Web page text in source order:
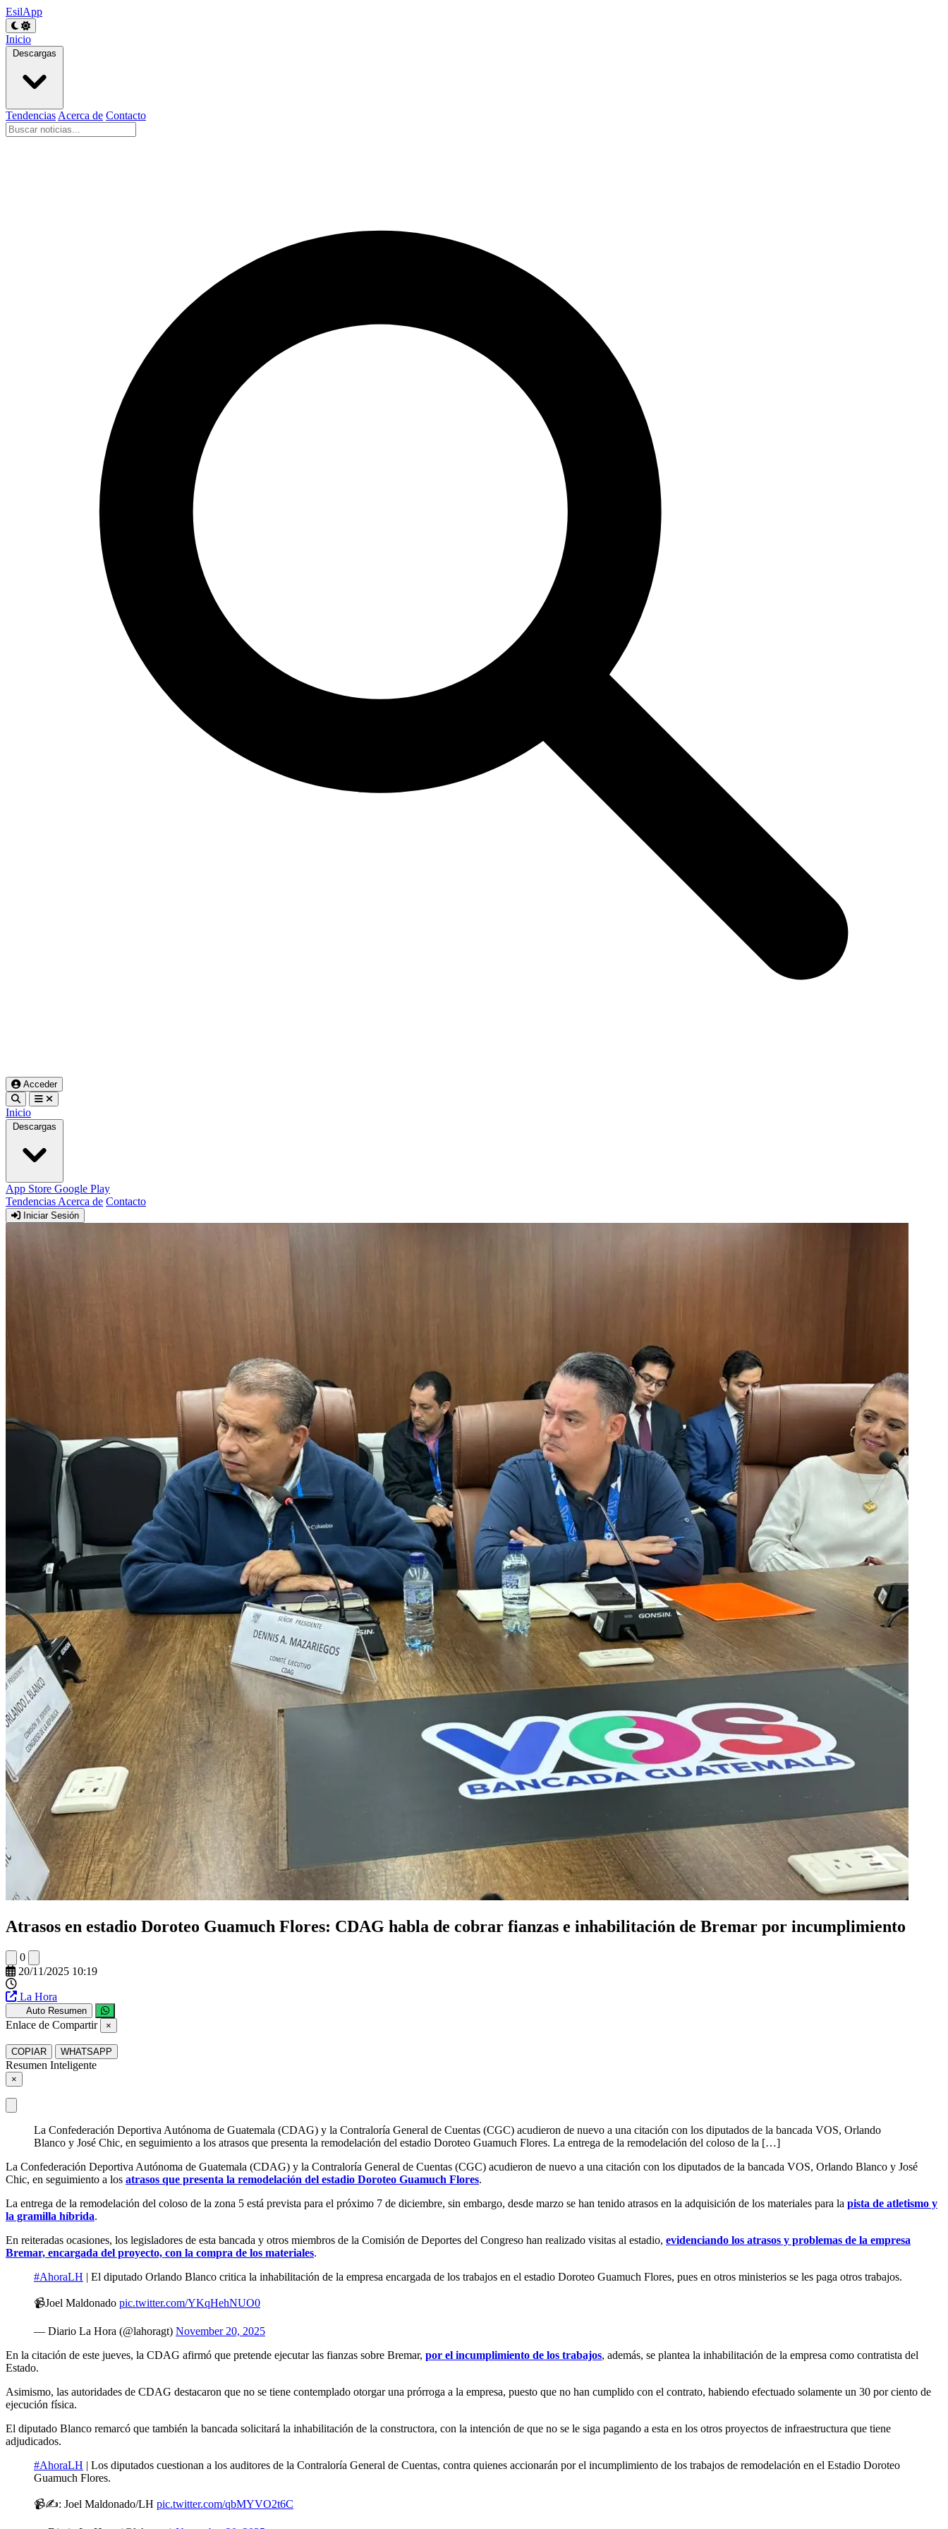
EsilApp
Inicio
Descargas
Tendencias Acerca de Contacto
Acceder
Inicio
Descargas
App Store Google Play
Tendencias Acerca de Contacto
Iniciar Sesión
Atrasos en estadio Doroteo Guamuch Flores: CDAG habla de cobrar fianzas e inhabilitación de Bremar por incumplimiento
0
20/11/2025 10:19
La Hora
Auto Resumen
Enlace de Compartir ×
COPIAR WHATSAPP
Resumen Inteligente
×
La Confederación Deportiva Autónoma de Guatemala (CDAG) y la Contraloría General de Cuentas (CGC) acudieron de nuevo a una citación con los diputados de la bancada VOS, Orlando
Blanco y José Chic, en seguimiento a los atrasos que presenta la remodelación del estadio Doroteo Guamuch Flores. La entrega de la remodelación del coloso de la […]
La Confederación Deportiva Autónoma de Guatemala (CDAG) y la Contraloría General de Cuentas (CGC) acudieron de nuevo a una citación con los diputados de la bancada VOS, Orlando Blanco y José
Chic, en seguimiento a los atrasos que presenta la remodelación del estadio Doroteo Guamuch Flores.
La entrega de la remodelación del coloso de la zona 5 está prevista para el próximo 7 de diciembre, sin embargo, desde marzo se han tenido atrasos en la adquisición de los materiales para la pista de atletismo y
la gramilla híbrida.
En reiteradas ocasiones, los legisladores de esta bancada y otros miembros de la Comisión de Deportes del Congreso han realizado visitas al estadio, evidenciando los atrasos y problemas de la empresa
Bremar, encargada del proyecto, con la compra de los materiales.
#AhoraLH | El diputado Orlando Blanco critica la inhabilitación de la empresa encargada de los trabajos en el estadio Doroteo Guamuch Flores, pues en otros ministerios se les paga otros trabajos.
📹Joel Maldonado pic.twitter.com/YKqHehNUO0
— Diario La Hora (@lahoragt) November 20, 2025
En la citación de este jueves, la CDAG afirmó que pretende ejecutar las fianzas sobre Bremar, por el incumplimiento de los trabajos, además, se plantea la inhabilitación de la empresa como contratista del
Estado.
Asimismo, las autoridades de CDAG destacaron que no se tiene contemplado otorgar una prórroga a la empresa, puesto que no han cumplido con el contrato, habiendo efectuado solamente un 30 por ciento de
ejecución física.
El diputado Blanco remarcó que también la bancada solicitará la inhabilitación de la constructora, con la intención de que no se le siga pagando a esta en los otros proyectos de infraestructura que tiene
adjudicados.
#AhoraLH | Los diputados cuestionan a los auditores de la Contraloría General de Cuentas, contra quienes accionarán por el incumplimiento de los trabajos de remodelación en el Estadio Doroteo
Guamuch Flores.
📹✍️: Joel Maldonado/LH pic.twitter.com/qbMYVO2t6C